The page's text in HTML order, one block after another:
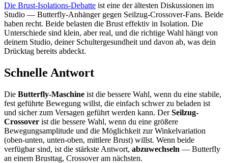
Die Brust-Isolations-Debatte ist eine der ältesten Diskussionen im
Studio — Butterfly-Anhänger gegen Seilzug-Crossover-Fans. Beide
haben recht. Beide belasten die Brust effektiv in Isolation. Die
Unterschiede sind klein, aber real, und die richtige Wahl hängt von
deinem Studio, deiner Schultergesundheit und davon ab, was dein
Drücktag bereits abdeckt.
Schnelle Antwort
Die Butterfly-Maschine ist die bessere Wahl, wenn du eine stabile,
fest geführte Bewegung willst, die einfach schwer zu beladen ist
und sicher zum Versagen geführt werden kann. DerSeilzug-
Crossover ist die bessere Wahl, wenn du eine größere
Bewegungsamplitude und die Möglichkeit zur Winkelvariation
(oben-unten, unten-oben, mittlere Brust) willst. Wenn beide
verfügbar sind, ist die stärkste Antwort, abzuwechseln — Butterfly
an einem Brusttag, Crossover am nächsten.